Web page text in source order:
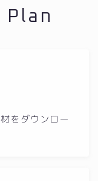
Plan
をダウンロー